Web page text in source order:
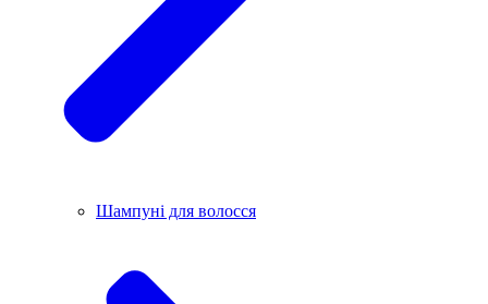
Шампуні для волосся